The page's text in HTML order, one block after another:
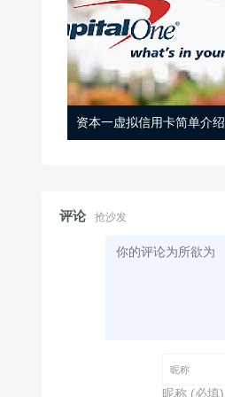
资本一虚拟信用卡简单介绍
评论 抢沙发
昵称 (必填)